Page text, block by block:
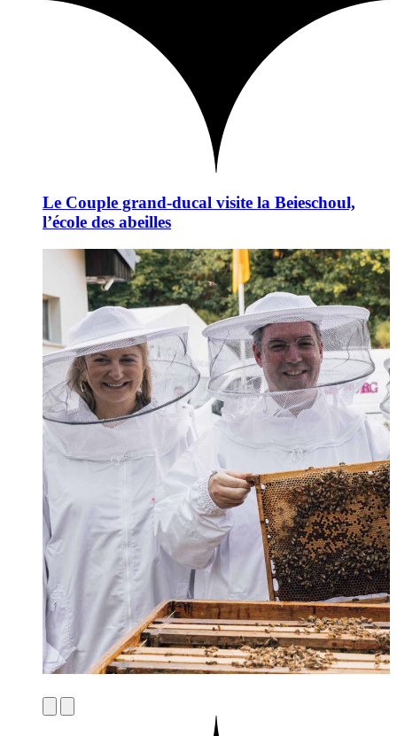
Le Couple grand-ducal visite la Beieschoul,
l’école des abeilles